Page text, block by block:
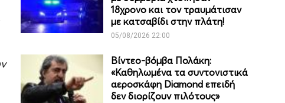
18χρονο και τον τραυμάτισαν
με κατσαβίδι στην πλάτη!
05/08/2026 22:00
Βίντεο-βόμβα Πολάκη:
«Καθηλωμένα τα συντονιστικά
αεροσκάφη Diamond επειδή
δεν διορίζουν πιλότους»